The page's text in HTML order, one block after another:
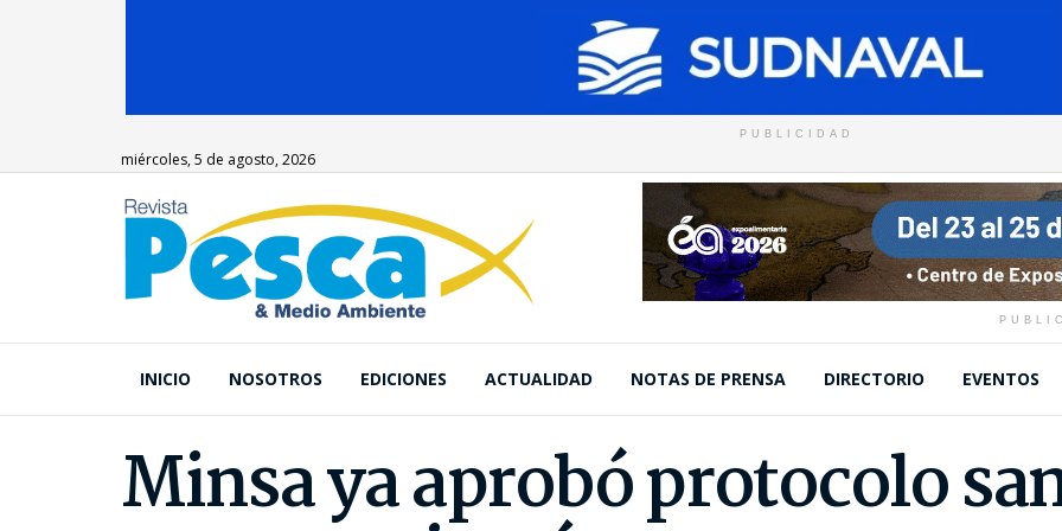
PUBLICIDAD
miércoles, 5 de agosto, 2026
INICIO NOSOTROS EDICIONES ACTUALIDAD NOTAS DE PRENSA DIRECTORIO EVENTOS
Minsa ya aprobó protocolo